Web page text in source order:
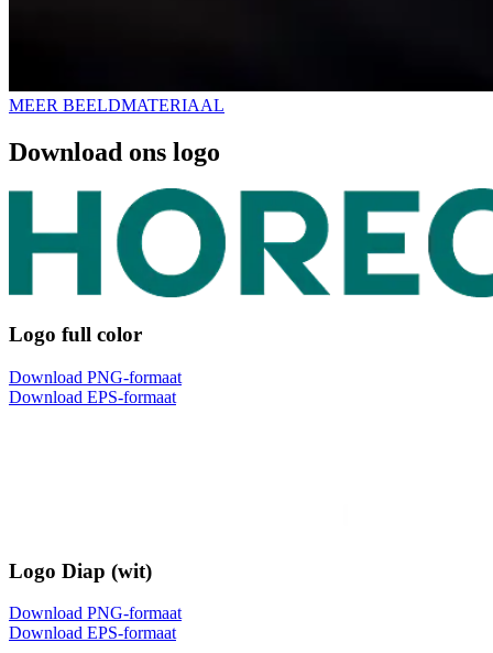
MEER BEELDMATERIAAL
Download ons logo
Logo full color
Download PNG-formaat
Download EPS-formaat
Logo Diap (wit)
Download PNG-formaat
Download EPS-formaat